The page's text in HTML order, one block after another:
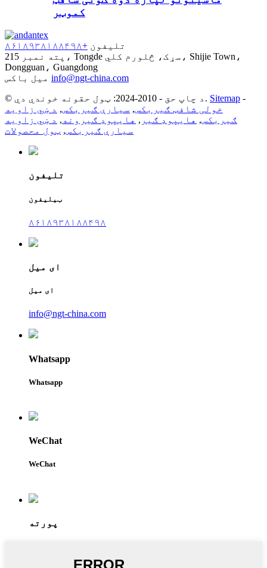
کموټر
تلیفون +۸۶۱۸۹۳۸۱۸۸۴۹۸
پته
نمبر 215، Tongde سړک، څلورم کلي، Shijie Town،
Dongguan، Guangdong
میل باکس info@ngt-china.com
© د چاپ حق - 2010-2024: ټول حقونه خوندي دي. Sitemap -
خولی شافټ ګیربکس, سیارې ګیربکس, د ښي زاویه
ګیربکس, هایپوډ ګیر , هایپوډ ګیرونه , د ښي زاویه
سیارې ګیربکس, ټول محصولات
تلیفون
ټیلیفون
۸۶۱۸۹۳۸۱۸۸۴۹۸
ای میل
ای میل
info@ngt-china.com
Whatsapp
Whatsapp
WeChat
WeChat
پورته